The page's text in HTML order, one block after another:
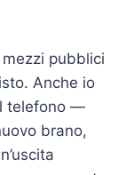
pubblici
Anche io
telefono —
brano,